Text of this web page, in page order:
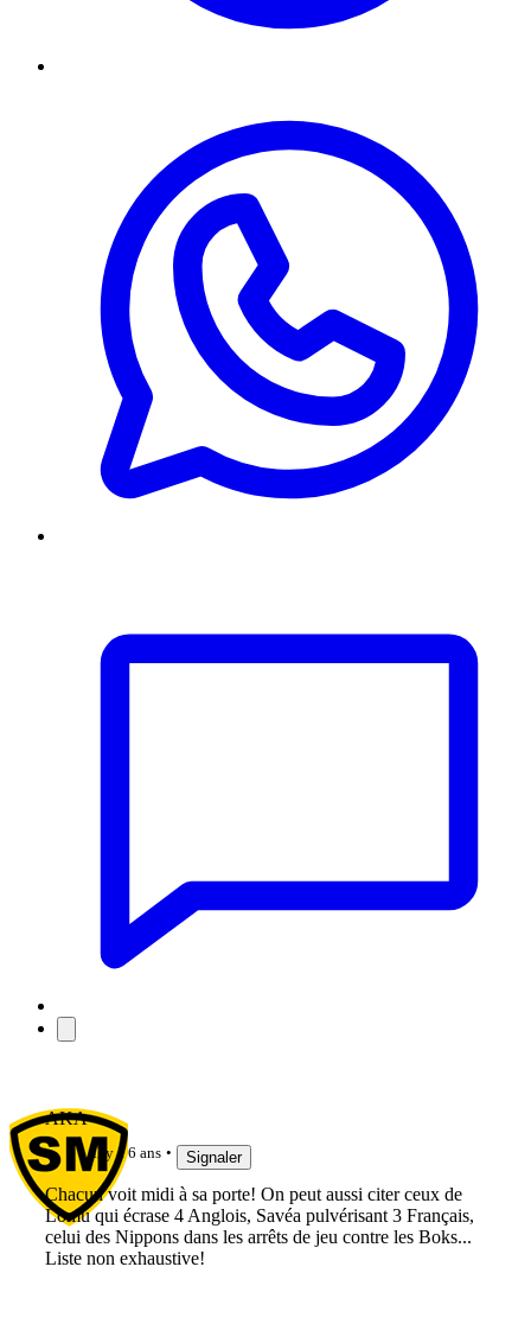
AKA
il y a 6 ans Signaler
Chacun voit midi à sa porte! On peut aussi citer ceux de
Lomu qui écrase 4 Anglois, Savéa pulvérisant 3 Français,
celui des Nippons dans les arrêts de jeu contre les Boks...
Liste non exhaustive!